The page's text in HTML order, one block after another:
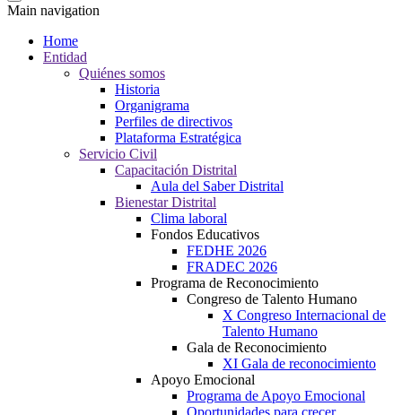
Main navigation
Home
Entidad
Quiénes somos
Historia
Organigrama
Perfiles de directivos
Plataforma Estratégica
Servicio Civil
Capacitación Distrital
Aula del Saber Distrital
Bienestar Distrital
Clima laboral
Fondos Educativos
FEDHE 2026
FRADEC 2026
Programa de Reconocimiento
Congreso de Talento Humano
X Congreso Internacional de
Talento Humano
Gala de Reconocimiento
XI Gala de reconocimiento
Apoyo Emocional
Programa de Apoyo Emocional
Oportunidades para crecer